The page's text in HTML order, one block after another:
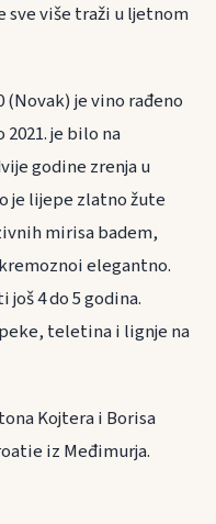
sve više traži u ljetnom
(Novak) je vino rađeno
2021. je bilo na
godine zrenja u
je lijepe zlatno žute
mirisa badem,
elegantno.
4 do 5 godina.
teletina i lignje na
Kojtera i Borisa
iz Međimurja.